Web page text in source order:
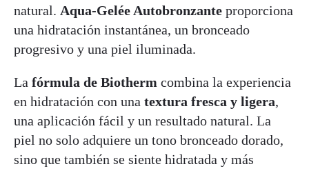
natural. Aqua-Gelée Autobronzante proporciona
una hidratación instantánea, un bronceado
progresivo y una piel iluminada.
La fórmula de Biotherm combina la experiencia
en hidratación con una textura fresca y ligera,
una aplicación fácil y un resultado natural. La
piel no solo adquiere un tono bronceado dorado,
sino que también se siente hidratada y más